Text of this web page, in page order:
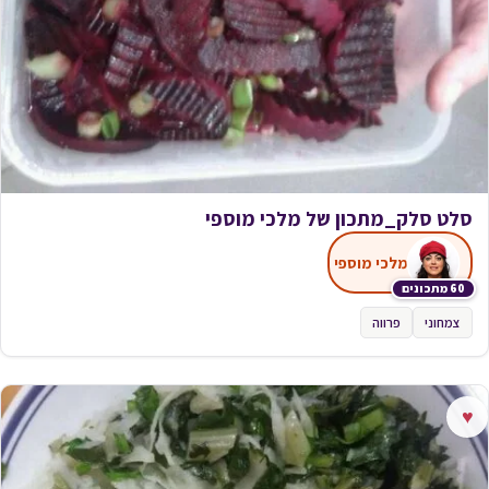
סלט סלק_מתכון של מלכי מוספי
60 מתכונים
מלכי מוספי
צמחוני פרווה
♥